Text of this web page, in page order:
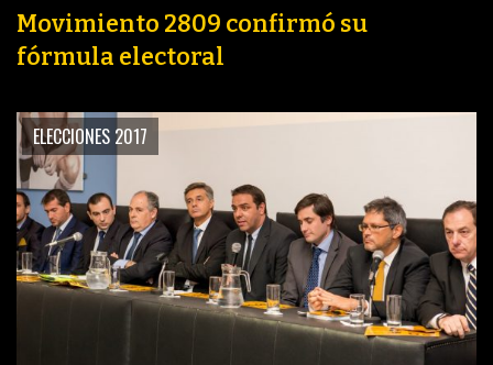
Movimiento 2809 confirmó su
fórmula electoral
ELECCIONES 2017